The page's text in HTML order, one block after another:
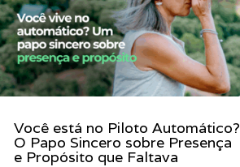
Você está no Piloto Automático?
O Papo Sincero sobre Presença
e Propósito que Faltava